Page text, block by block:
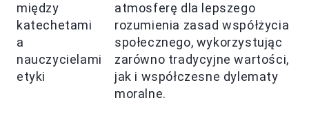
między
katechetami
a
nauczycielami
etyki
atmosferę dla lepszego
rozumienia zasad współżycia
społecznego, wykorzystując
zarówno tradycyjne wartości,
jak i współczesne dylematy
moralne.